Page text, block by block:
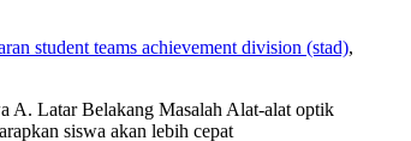
student teams achievement division (stad),
A. Latar Belakang Masalah Alat-alat optik
siswa akan lebih cepat